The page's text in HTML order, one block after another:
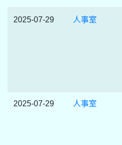
2025-07-29 人事室
2025-07-29 人事室